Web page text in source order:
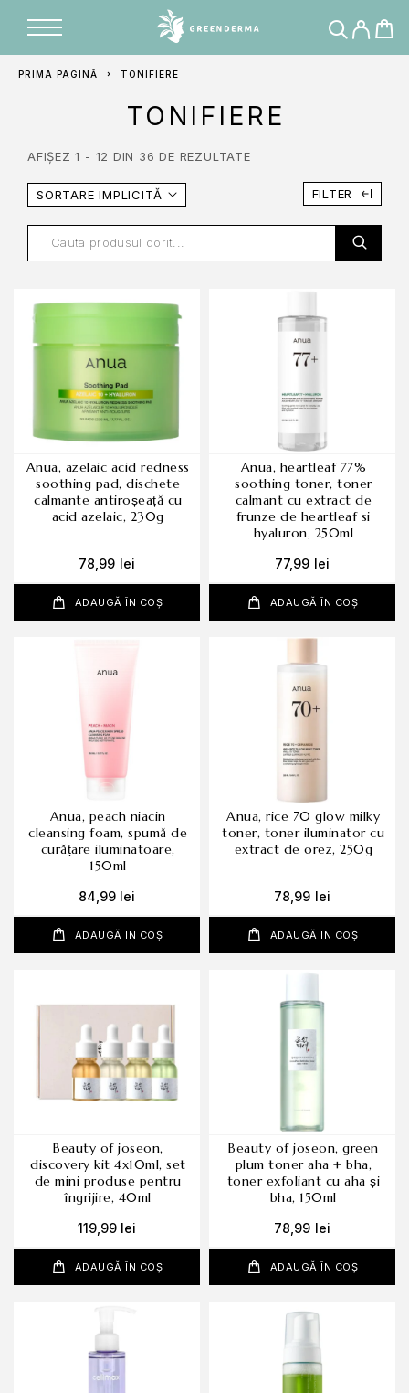
PRIMA PAGINĂ TONIFIERE
TONIFIERE
AFIȘEZ 1 - 12 DIN 36 DE REZULTATE
SORTARE IMPLICITĂ FILTER
ADAUGĂ ÎN COȘ
anua, azelaic acid redness
soothing pad, dischete
calmante antiroșeață cu
acid azelaic, 230g
78,99 lei
ADAUGĂ ÎN COȘ
anua, heartleaf 77%
soothing toner, toner
calmant cu extract de
frunze de heartleaf si
hyaluron, 250ml
77,99 lei
ADAUGĂ ÎN COȘ
anua, peach niacin
cleansing foam, spumă de
curățare iluminatoare,
150ml
84,99 lei
ADAUGĂ ÎN COȘ
anua, rice 70 glow milky
toner, toner iluminator cu
extract de orez, 250g
78,99 lei
ADAUGĂ ÎN COȘ
beauty of joseon,
discovery kit 4x10ml, set
de mini produse pentru
îngrijire, 40ml
119,99 lei
ADAUGĂ ÎN COȘ
beauty of joseon, green
plum toner aha + bha,
toner exfoliant cu aha și
bha, 150ml
78,99 lei